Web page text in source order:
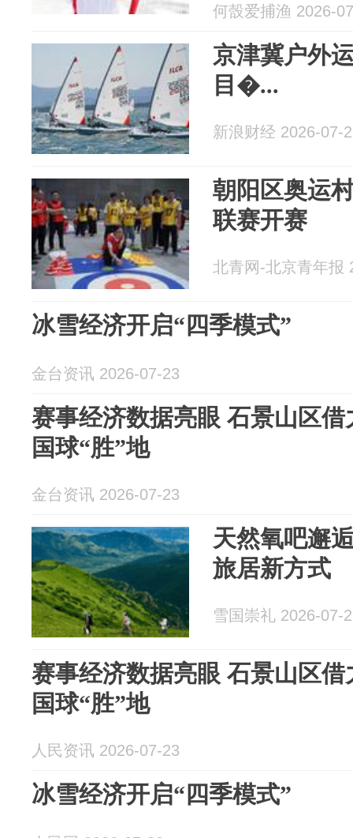
何嗀爱捕渔 2026-
京津冀户外
目�...
新浪财经 2026-07-
朝阳区奥运
联赛开赛
北青网-北京青年报
冰雪经济开启“四季模式”
金台资讯 2026-07-23
赛事经济数据亮眼 石景山区
国球“胜”地
金台资讯 2026-07-23
天然氧吧邂
旅居新方式
雪国崇礼 2026-07-
赛事经济数据亮眼 石景山区
国球“胜”地
人民资讯 2026-07-23
冰雪经济开启“四季模式”